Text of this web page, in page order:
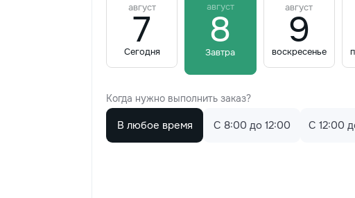
август
7
Сегодня
август
8
Завтра
август
9
воскресенье
Когда нужно выполнить заказ?
В любое время C 8:00 до 12:00 C 12:00